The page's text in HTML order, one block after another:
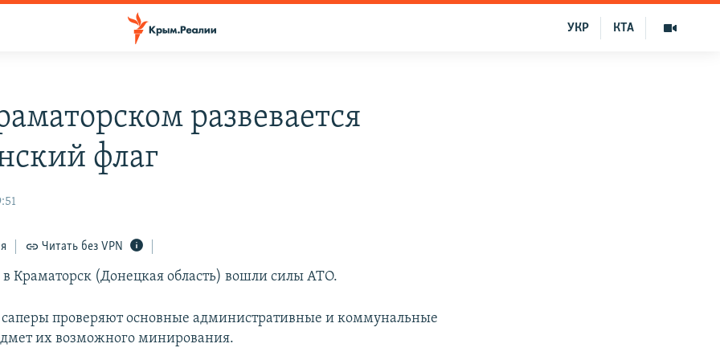
КТА
УКР
развевается
флаг
Читать без VPN
Краматорск (Донецкая область) вошли силы АТО.
проверяют основные административные и коммунальные
их возможного минирования.